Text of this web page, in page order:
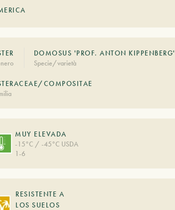
DOMOSUS 'PROF. ANTON KIPPENBERG'
Specie/varietà
COMPOSITAE
MUY ELEVADA
-15°C / -45°C USDA
1-6
RESISTENTE A
LOS SUELOS